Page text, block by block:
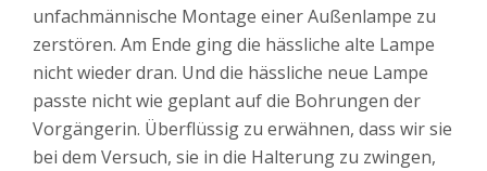
unfachmännische Montage einer Außenlampe zu
zerstören. Am Ende ging die hässliche alte Lampe
nicht wieder dran. Und die hässliche neue Lampe
passte nicht wie geplant auf die Bohrungen der
Vorgängerin. Überflüssig zu erwähnen, dass wir sie
bei dem Versuch, sie in die Halterung zu zwingen,